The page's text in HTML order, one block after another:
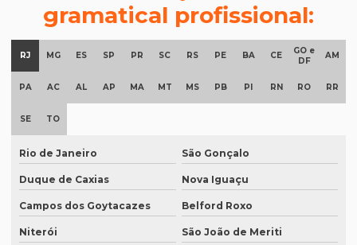
Documentos para tradução juramentada
Empresa de degravação de audiência
Empresa de degravação de audiência em brasília
Empresa de degravação de vídeo em BH
Empresa de degravação de vídeo em campinas
Empresa de degravação whatsapp em curitiba
gramatical profissional:
RJ MG ES SP PR SC RS PE BA CE
GO e
DF
AM
PA AC AL AP MA MT MS PB PI RN RO RR
SE TO
Rio de Janeiro São Gonçalo
Duque de Caxias Nova Iguaçu
Campos dos Goytacazes Belford Roxo
Niterói São João de Meriti